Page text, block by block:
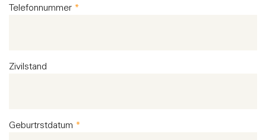
Telefonnummer *
Zivilstand
Geburtrstdatum *